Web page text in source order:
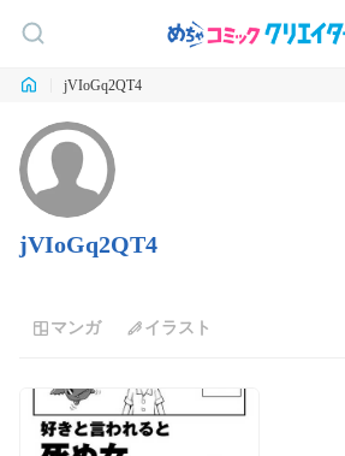
jVIoGq2QT4
jVIoGq2QT4
マンガ イラスト